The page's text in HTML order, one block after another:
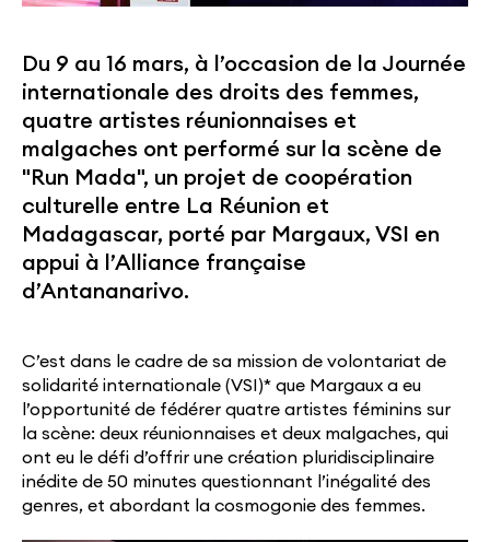
Du 9 au 16 mars, à l’occasion de la Journée
internationale des droits des femmes,
quatre artistes réunionnaises et
malgaches ont performé sur la scène de
"Run Mada", un projet de coopération
culturelle entre La Réunion et
Madagascar, porté par Margaux, VSI en
appui à l’Alliance française
d’Antananarivo.
C’est dans le cadre de sa mission de volontariat de
solidarité internationale (VSI)* que Margaux a eu
l’opportunité de fédérer quatre artistes féminins sur
la scène: deux réunionnaises et deux malgaches, qui
ont eu le défi d’offrir une création pluridisciplinaire
inédite de 50 minutes questionnant l’inégalité des
genres, et abordant la cosmogonie des femmes.